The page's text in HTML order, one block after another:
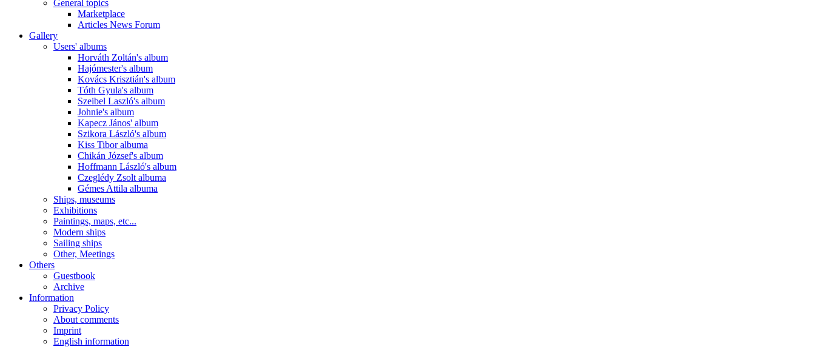
General topics
Marketplace
Articles News Forum
Gallery
Users' albums
Horváth Zoltán's album
Hajómester's album
Kovács Krisztián's album
Tóth Gyula's album
Szeibel Laszló's album
Johnie's album
Kapecz János' album
Szikora László's album
Kiss Tibor albuma
Chikán József's album
Hoffmann László's album
Czeglédy Zsolt albuma
Gémes Attila albuma
Ships, museums
Exhibitions
Paintings, maps, etc...
Modern ships
Sailing ships
Other, Meetings
Others
Guestbook
Archive
Information
Privacy Policy
About comments
Imprint
English information